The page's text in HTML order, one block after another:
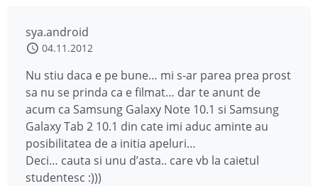
sya.android
04.11.2012
Nu stiu daca e pe bune… mi s-ar parea prea prost
sa nu se prinda ca e filmat… dar te anunt de
acum ca Samsung Galaxy Note 10.1 si Samsung
Galaxy Tab 2 10.1 din cate imi aduc aminte au
posibilitatea de a initia apeluri…
Deci… cauta si unu d’asta.. care vb la caietul
studentesc :)))